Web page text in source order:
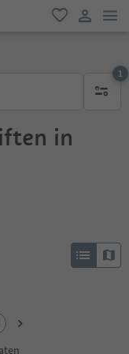
favoriet
1
1
in